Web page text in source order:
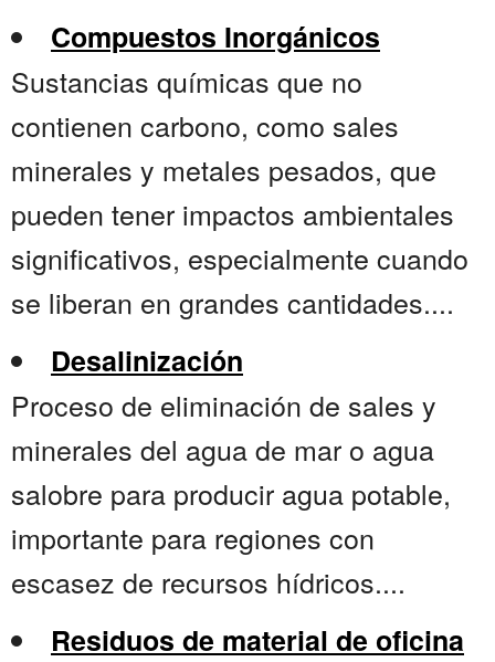
Compuestos Inorgánicos
Sustancias químicas que no
contienen carbono, como sales
minerales y metales pesados, que
pueden tener impactos ambientales
significativos, especialmente cuando
se liberan en grandes cantidades....
Desalinización
Proceso de eliminación de sales y
minerales del agua de mar o agua
salobre para producir agua potable,
importante para regiones con
escasez de recursos hídricos....
Residuos de material de oficina